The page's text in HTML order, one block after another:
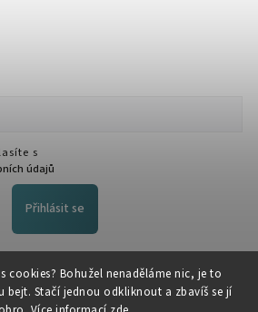
cookies? Bohužel nenaděláme nic, je to
bejt. Stačí jednou odkliknout a zbavíš se jí
s
údajů
Přihlásit se